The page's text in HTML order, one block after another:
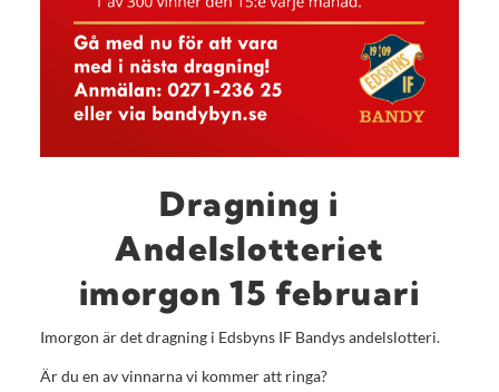
Dragning i
Andelslotteriet
imorgon 15 februari
Imorgon är det dragning i Edsbyns IF Bandys andelslotteri.
Är du en av vinnarna vi kommer att ringa?